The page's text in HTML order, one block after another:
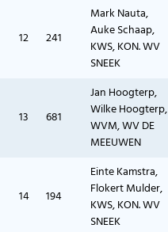
12 241
Mark Nauta,
Auke Schaap,
KWS, KON. WV
SNEEK
13 681
Jan Hoogterp,
Wilke Hoogterp,
WVM, WV DE
MEEUWEN
14 194
Einte Kamstra,
Flokert Mulder,
KWS, KON. WV
SNEEK